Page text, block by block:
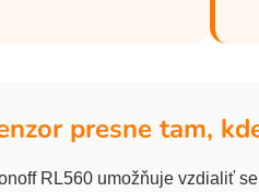
presne tam,
RL560 umožňuje vzdialiť